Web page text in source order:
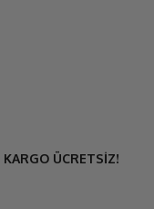
KARGO ÜCRETSİZ!